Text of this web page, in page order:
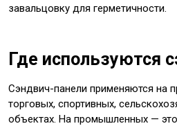
завальцовку для герметичности.
Где используются
Сэндвич-панели применяются на
торговых, спортивных,
объектах. На промышленных —